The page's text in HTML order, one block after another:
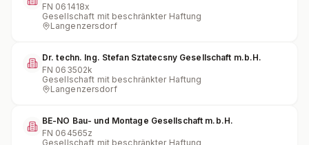
FN 061418x
Gesellschaft mit beschränkter Haftung
Langenzersdorf
Dr. techn. Ing. Stefan Sztatecsny Gesellschaft m.b.H.
FN 063502k
Gesellschaft mit beschränkter Haftung
Langenzersdorf
BE-NO Bau- und Montage Gesellschaft m.b.H.
FN 064565z
Gesellschaft mit beschränkter Haftung